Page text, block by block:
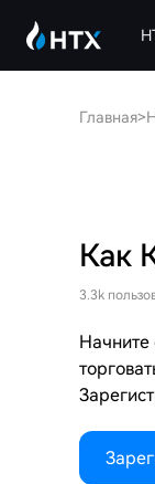
Главная>
Как
3.3k
Начните